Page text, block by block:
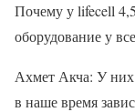
Почему у lifecell
оборудование у
Ахмет Акча: У
в наше время